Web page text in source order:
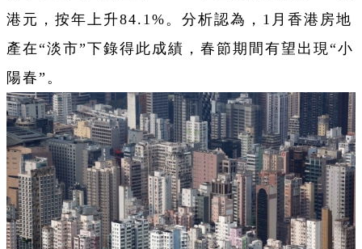
港元，按年上升84.1%。分析認為，1月香港房地
產在“淡市”下錄得此成績，春節期間有望出現“小
陽春”。